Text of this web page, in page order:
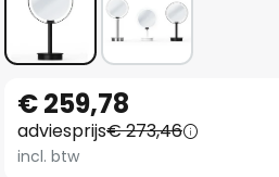
naar
het
begin
€ 259,78
adviesprijs€ 273,46
incl. btw